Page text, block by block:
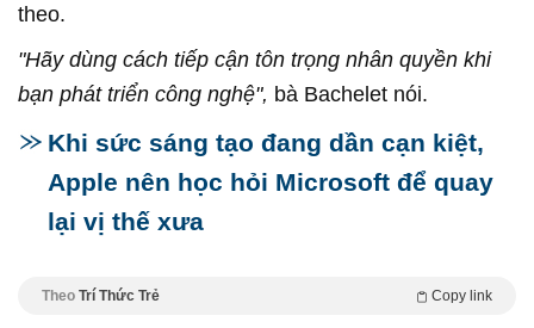
theo.
"Hãy dùng cách tiếp cận tôn trọng nhân quyền khi
bạn phát triển công nghệ", bà Bachelet nói.
Khi sức sáng tạo đang dần cạn kiệt,
Apple nên học hỏi Microsoft để quay
lại vị thế xưa
Theo Trí Thức Trẻ Copy link